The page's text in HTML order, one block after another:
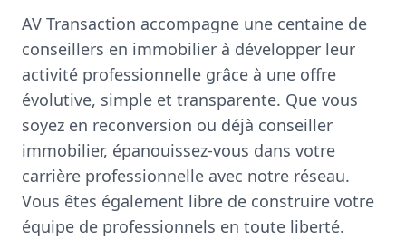
AV Transaction accompagne une centaine de
conseillers en immobilier à développer leur
activité professionnelle grâce à une offre
évolutive, simple et transparente. Que vous
soyez en reconversion ou déjà conseiller
immobilier, épanouissez-vous dans votre
carrière professionnelle avec notre réseau.
Vous êtes également libre de construire votre
équipe de professionnels en toute liberté.